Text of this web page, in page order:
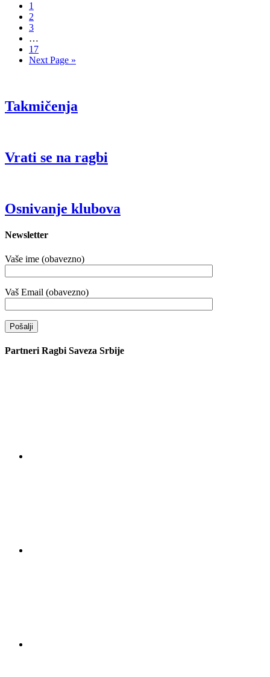
1
2
3
…
17
Next Page »
Takmičenja
Vrati se na ragbi
Osnivanje klubova
Newsletter
Vaše ime (obavezno)
Vaš Email (obavezno)
Partneri Ragbi Saveza Srbije